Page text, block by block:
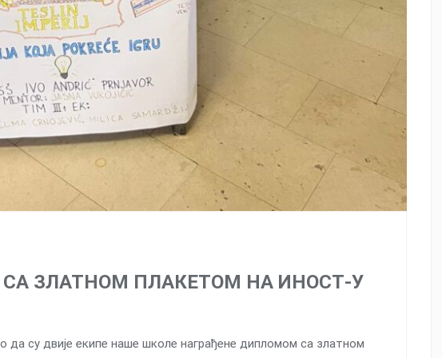
ЗЛАТНОМ ПЛАКЕТОМ НА ИНОСТ-У
су двије екипе наше школе награђене дипломом са златном